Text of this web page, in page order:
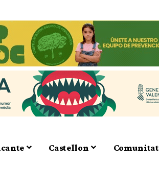
Castellon